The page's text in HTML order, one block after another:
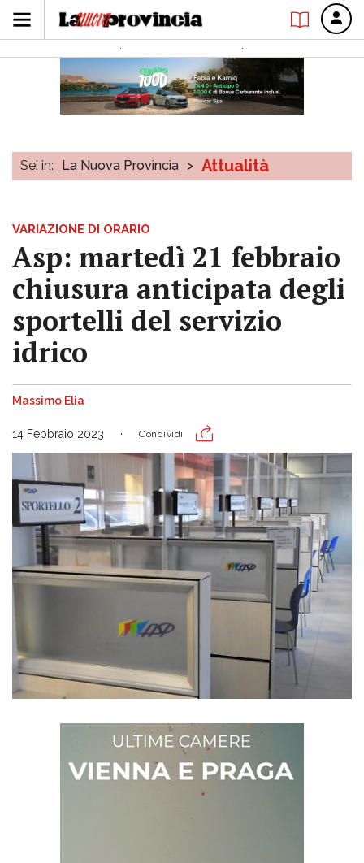
Sei in: La Nuova Provincia > Attualità
VARIAZIONE DI ORARIO
Asp: martedì 21 febbraio
chiusura anticipata degli
sportelli del servizio
idrico
Massimo Elia
14 Febbraio 2023 Condividi